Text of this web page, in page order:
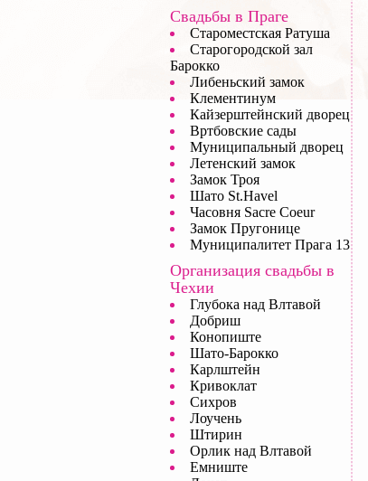
Свадьбы в Праге
Староместская Ратуша
Старогородской зал
Барокко
Либеньский замок
Клементинум
Кайзерштейнский дворец
Вртбовские сады
Муниципальный дворец
Летенский замок
Замок Троя
Шато St.Havel
Часовня Sacre Coeur
Замок Пругонице
Муниципалитет Прага 13
Организация свадьбы в
Чехии
Глубока над Влтавой
Добриш
Конопиште
Шато-Барокко
Карлштейн
Кривоклат
Сихров
Лоучень
Штирин
Орлик над Влтавой
Емниште